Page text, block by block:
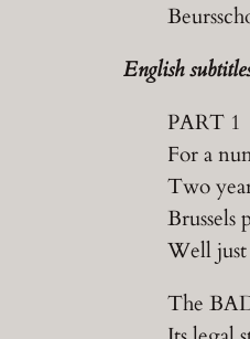
English
PART 1
For a
Two
Brussels
Well just
The